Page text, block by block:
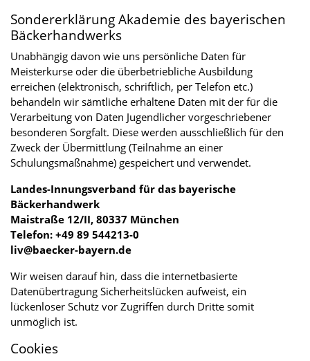
Sondererklärung Akademie des bayerischen
Bäckerhandwerks
Unabhängig davon wie uns persönliche Daten für
Meisterkurse oder die überbetriebliche Ausbildung
erreichen (elektronisch, schriftlich, per Telefon etc.)
behandeln wir sämtliche erhaltene Daten mit der für die
Verarbeitung von Daten Jugendlicher vorgeschriebener
besonderen Sorgfalt. Diese werden ausschließlich für den
Zweck der Übermittlung (Teilnahme an einer
Schulungsmaßnahme) gespeichert und verwendet.
Landes-Innungsverband für das bayerische
Bäckerhandwerk
Maistraße 12/II, 80337 München
Telefon: +49 89 544213-0
liv@baecker-bayern.de
Wir weisen darauf hin, dass die internetbasierte
Datenübertragung Sicherheitslücken aufweist, ein
lückenloser Schutz vor Zugriffen durch Dritte somit
unmöglich ist.
Cookies